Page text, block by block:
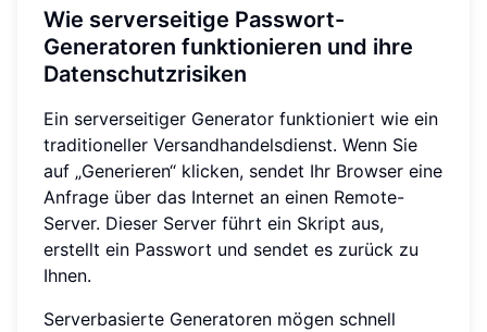
Wie serverseitige Passwort-
Generatoren funktionieren und ihre
Datenschutzrisiken
Ein serverseitiger Generator funktioniert wie ein
traditioneller Versandhandelsdienst. Wenn Sie
auf „Generieren“ klicken, sendet Ihr Browser eine
Anfrage über das Internet an einen Remote-
Server. Dieser Server führt ein Skript aus,
erstellt ein Passwort und sendet es zurück zu
Ihnen.
Serverbasierte Generatoren mögen schnell